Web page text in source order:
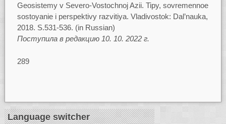
Geosistemy v Severo-Vostochnoj Azii. Tipy, sovremennoe
sostoyanie i perspektivy razvitiya. Vladivostok: Dal’nauka,
2018. S.531-536. (in Russian)
Поступила в редакцию 10. 10. 2022 г.
289
Language switcher